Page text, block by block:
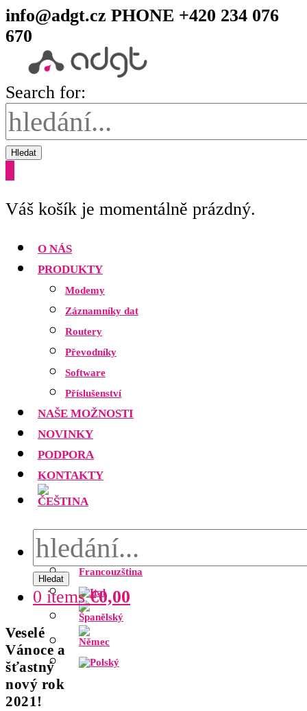
info@adgt.cz PHONE +420 234 076
670
Search for:
Hledat
Váš košík je momentálně prázdný.
O NÁS
PRODUKTY
Modemy
Záznamníky dat
Routery
Převodníky
Software
Příslušenství
NAŠE MOŽNOSTI
NOVINKY
PODPORA
KONTAKTY
Hledat
0 items€0,00
Veselé
Vánoce a
šťastný
nový rok
2021!